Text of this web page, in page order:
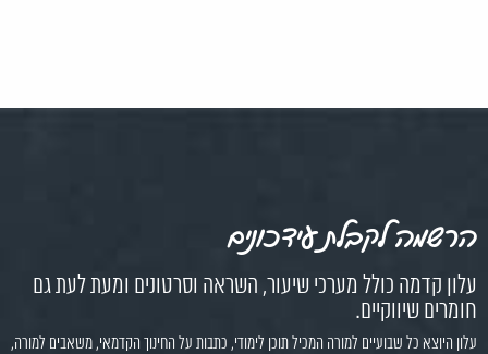
הרשמה לקבלת עידכונים
עלון קדמה כולל מערכי שיעור, השראה וסרטונים ומעת לעת גם
חומרים שיווקיים.
עלון היוצא כל שבועיים למורה המכיל תוכן לימודי, כתבות על החינוך הקדמאי, משאבים למורה,